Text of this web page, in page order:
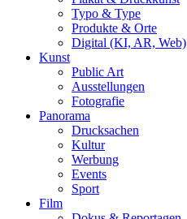
Typo & Type
Produkte & Orte
Digital (KI, AR, Web)
Kunst
Public Art
Ausstellungen
Fotografie
Panorama
Drucksachen
Kultur
Werbung
Events
Sport
Film